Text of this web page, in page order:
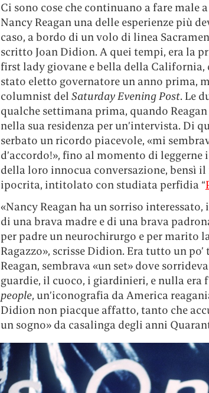
Ci sono cose che continuano a fare male
Nancy Reagan una delle esperienze più
caso, a bordo di un volo di linea
scritto Joan Didion. A quei tempi, era la
first lady giovane e bella della
stato eletto governatore un anno prima,
columnist del Saturday Evening Post. Le
qualche settimana prima, quando
nella sua residenza per un’intervista. Di
serbato un ricordo piacevole, «mi
d’accordo!», fino al momento di
della loro innocua conversazione, bensì
ipocrita, intitolato con studiata perfidia “
«Nancy Reagan ha un sorriso
di una brava madre e di una brava
per padre un neurochirurgo e per marito
Ragazzo», scrisse Didion. Era tutto un
Reagan, sembrava «un set» dove
guardie, il cuoco, i giardinieri, e nulla era
people, un’iconografia da America
Didion non piacque affatto, tanto che
un sogno» da casalinga degli anni